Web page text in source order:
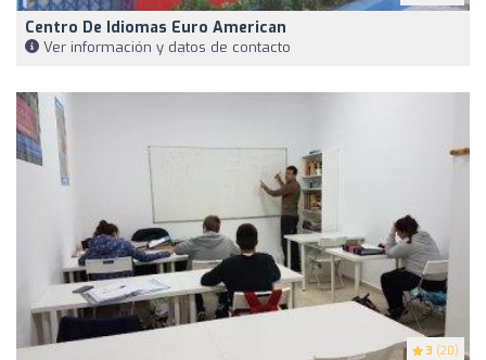
Centro De Idiomas Euro American
Ver información y datos de contacto
3 (20)